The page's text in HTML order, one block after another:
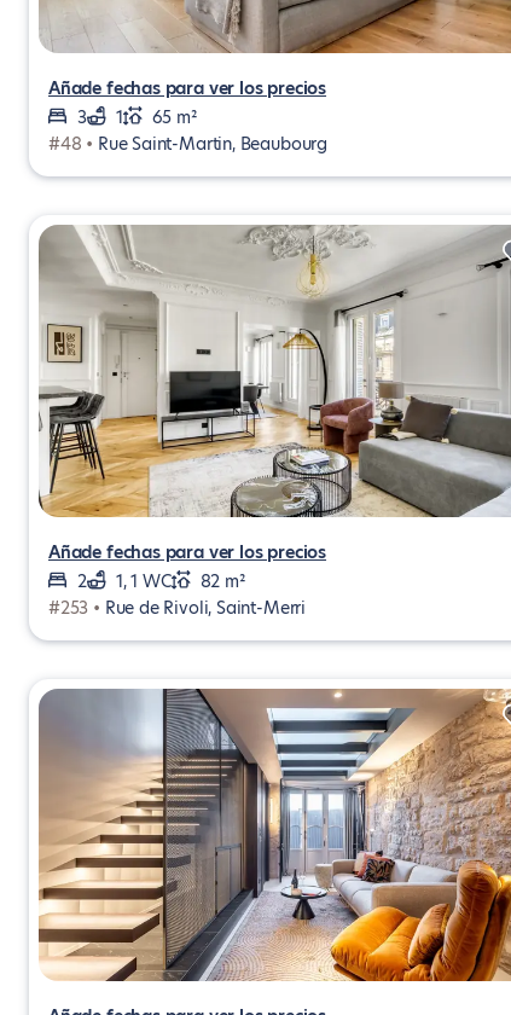
Añade fechas para ver los precios
3
1
65 m²
#48 • Rue Saint-Martin, Beaubourg
Añade fechas para ver los precios
2
1, 1 WC
82 m²
#253 • Rue de Rivoli, Saint-Merri